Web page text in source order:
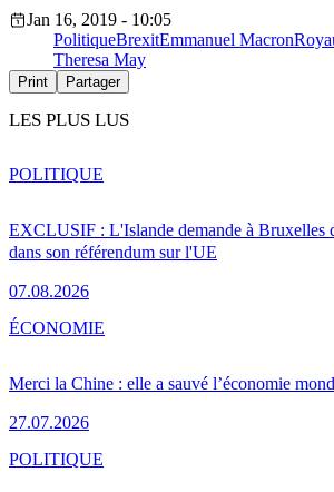
Jan 16, 2019 - 10:05
PolitiqueBrexitEmmanuel Macron
Theresa May
Print Partager
LES PLUS LUS
EXCLUSIF : L'Islande demande à Bruxelles
dans son référendum sur l'UE
07.08.2026
POLITIQUE
Merci la Chine : elle a sauvé l’économie
27.07.2026
ÉCONOMIE
POLITIQUE